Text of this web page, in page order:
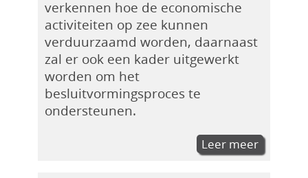
verkennen hoe de economische
activiteiten op zee kunnen
verduurzaamd worden, daarnaast
zal er ook een kader uitgewerkt
worden om het
besluitvormingsproces te
ondersteunen.
Leer meer